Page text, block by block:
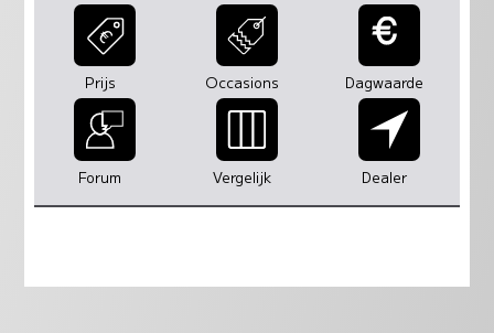
Prijs Occasions Dagwaarde
Forum Vergelijk Dealer